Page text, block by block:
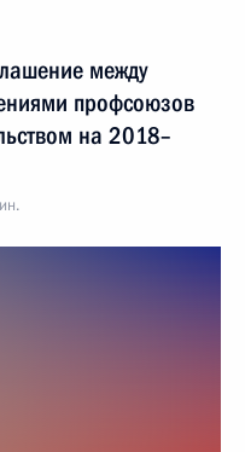
между
профсоюзов
на 2018–